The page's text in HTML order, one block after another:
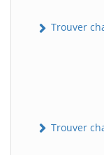
Trouver
Trouver